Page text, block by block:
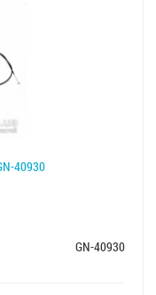
40930
GN-40930